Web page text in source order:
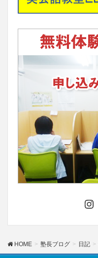
HOME 塾長ブログ 日記